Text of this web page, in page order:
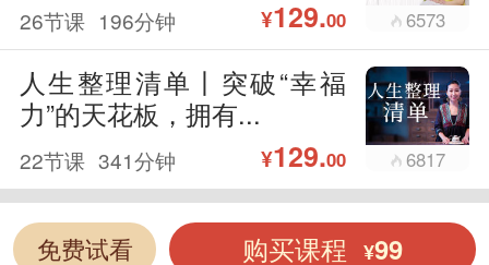
26节课 196分钟 ¥129.00 6573
人生整理清单丨突破“幸福
力”的天花板，拥有...
22节课 341分钟 ¥129.00 6817
免费试看 购买课程 ¥99